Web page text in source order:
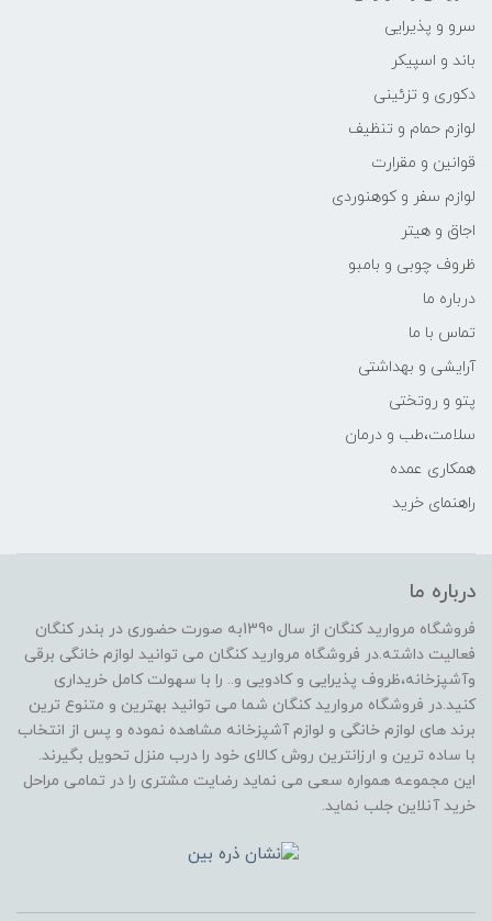
سرو و پذیرایی
باند و اسپیکر
دکوری و تزئینی
لوازم حمام و تنظیف
قوانین و مقرارت
لوازم سفر و کوهنوردی
اجاق و هیتر
ظروف چوبی و بامبو
درباره ما
تماس با ما
آرایشی و بهداشتی
پتو و روتختی
سلامت،طب و درمان
همکاری عمده
راهنمای خرید
درباره ما
فروشگاه مروارید کنگان از سال 1390به صورت حضوری در بندر کنگان
فعالیت داشته.در فروشگاه مروارید کنگان می توانید لوازم خانگی برقی
وآشپزخانه،ظروف پذیرایی و کادویی و.. را با سهولت کامل خریداری
کنید.در فروشگاه مروارید کنگان شما می توانید بهترین و متنوع ترین
برند های لوازم خانگی و لوازم آشپزخانه مشاهده نموده و پس از انتخاب
با ساده ترین و ارزانترین روش کالای خود را درب منزل تحویل بگیرند.
این مجموعه همواره سعی می نماید رضایت مشتری را در تمامی مراحل
خرید آنلاین جلب نماید.